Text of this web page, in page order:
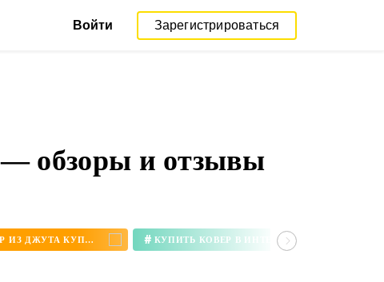
Войти Зарегистрироваться
— обзоры и отзывы
КОВЕР ИЗ ДЖУТА КУПИТЬ #